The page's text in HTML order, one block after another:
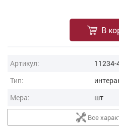
В
Артикул:
11234-
Тип:
Мера:
шт
Все